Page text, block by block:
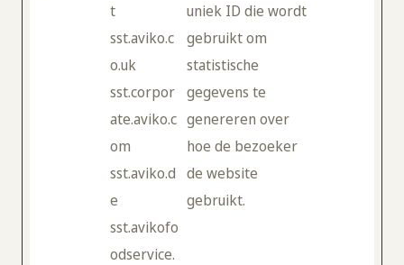
t
sst.aviko.c
o.uk
sst.corpor
ate.aviko.c
om
sst.aviko.d
e
sst.avikofo
odservice.
uniek ID die wordt
gebruikt om
statistische
gegevens te
genereren over
hoe de bezoeker
de website
gebruikt.